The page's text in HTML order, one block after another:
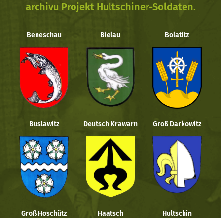
archivu Projekt Hultschiner-Soldaten.
Beneschau Bielau Bolatitz
Buslawitz Deutsch Krawarn Groß Darkowitz
Groß Hoschütz Haatsch Hultschin